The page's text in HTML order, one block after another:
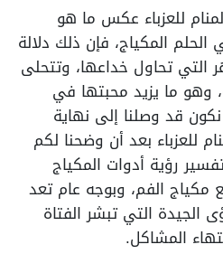
للعزباء عكس ما هو
المكياج، فإن ذلك دلالة
التي تحاول خداعها، وتتحلى
وهو ما يزيد محبتها في
قد وصلنا إلى نهاية
للعزباء بعد أن وضحنا لكم
رؤية أدوات المكياج
الفم، وبوجه عام تعد
الجيدة التي تبشر الفتاة
المشاكل.